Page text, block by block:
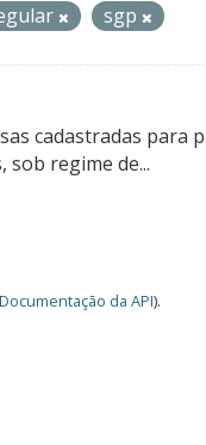
sgp
cadastradas para
regime de...
Documentação da API).